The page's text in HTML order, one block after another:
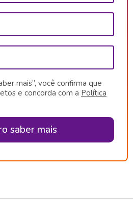
mais”, você confirma que
e concorda com a Política
saber mais